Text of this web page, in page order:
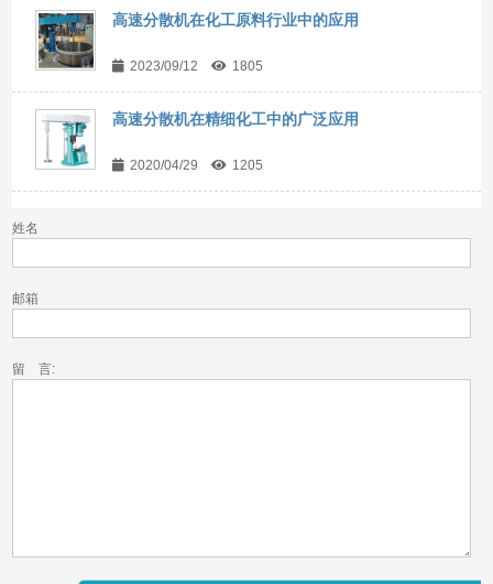
高速分散机在化工原料行业中的应用
2023/09/12 1805
高速分散机在精细化工中的广泛应用
2020/04/29 1205
姓名
邮箱
留 言: